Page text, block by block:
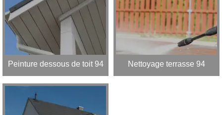
Peinture dessous de toit 94 Nettoyage terrasse 94